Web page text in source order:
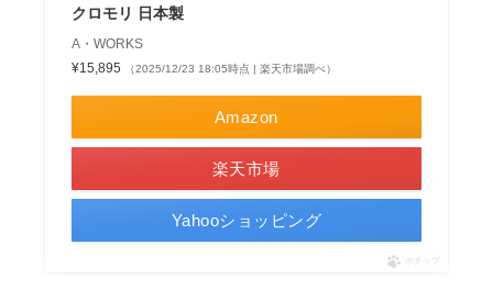
クロモリ 日本製
A・WORKS
¥15,895
（2025/12/23 18:05時点 | 楽天市場調べ）
Amazon
楽天市場
Yahooショッピング
ポチップ